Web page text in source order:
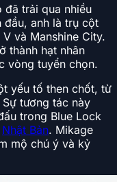
đã trải qua nhiều
đầu, anh là trụ cột
và Manshine City.
thành hạt nhân
vòng tuyển chọn.
yếu tố then chốt, từ
tương tác này
trong Blue Lock
Nhật Bản. Mikage
mộ chú ý và kỷ